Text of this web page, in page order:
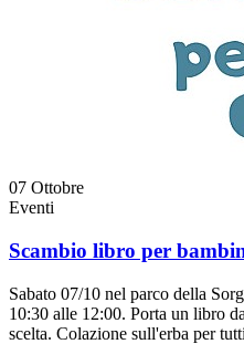
07 Ottobre
Eventi
Scambio libro per
Sabato 07/10 nel parco della
10:30 alle 12:00. Porta un libro
scelta. Colazione sull'erba per